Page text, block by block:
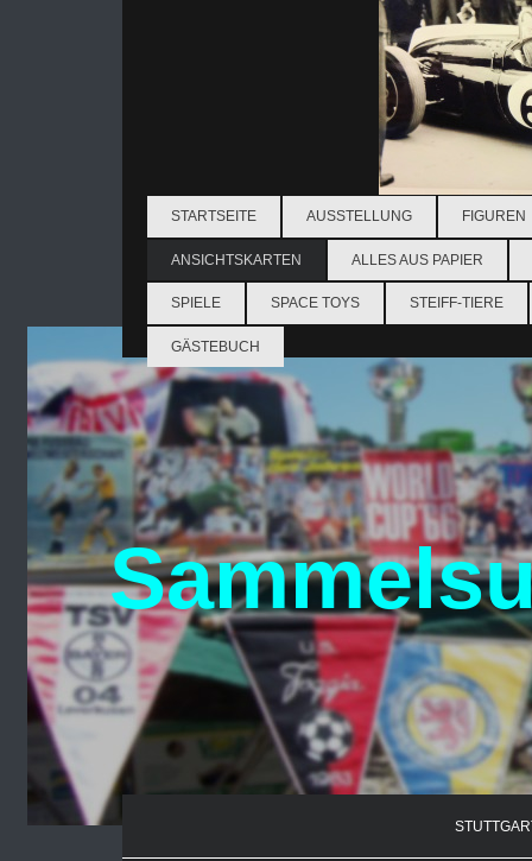
STARTSEITE AUSSTELLUNG FIGUREN
ANSICHTSKARTEN ALLES AUS PAPIER
SPIELE SPACE TOYS STEIFF-TIERE
GÄSTEBUCH